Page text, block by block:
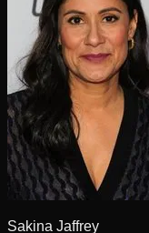
Sakina Jaffrey